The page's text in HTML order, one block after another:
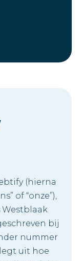
(hierna
of “onze”),
bij
nummer
legt uit hoe